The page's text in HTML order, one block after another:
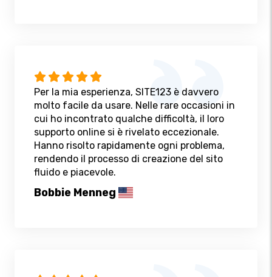
Per la mia esperienza, SITE123 è davvero
molto facile da usare. Nelle rare occasioni in
cui ho incontrato qualche difficoltà, il loro
supporto online si è rivelato eccezionale.
Hanno risolto rapidamente ogni problema,
rendendo il processo di creazione del sito
fluido e piacevole.
Bobbie Menneg